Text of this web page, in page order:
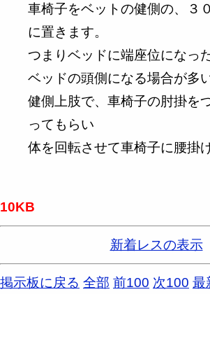
車椅子をベットの健側の、３
に置きます。
つまりベッドに端座位になっ
ベッドの頭側になる場合が多
健側上肢で、車椅子の肘掛を
ってもらい
体を回転させて車椅子に腰掛
10KB
新着レスの表示
掲示板に戻る 全部 前100 次100 最